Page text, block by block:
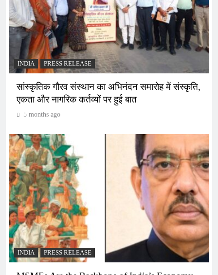
INDIA PRESS RELEASE
सांस्कृतिक गौरव संस्थान का अभिनंदन समारोह में संस्कृति,
एकता और नागरिक कर्तव्यों पर हुई बात
5 months ago
INDIA PRESS RELEASE